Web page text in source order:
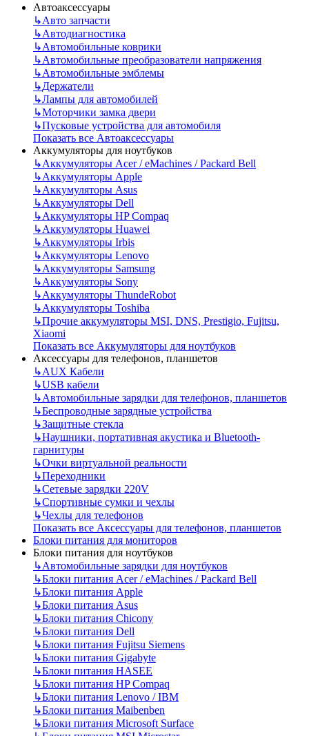
Автоаксессуары
↳Авто запчасти
↳Автодиагностика
↳Автомобильные коврики
↳Автомобильные преобразователи напряжения
↳Автомобильные эмблемы
↳Держатели
↳Лампы для автомобилей
↳Моторчики замка двери
↳Пусковые устройства для автомобиля
Показать все Автоаксессуары
Аккумуляторы для ноутбуков
↳Аккумуляторы Acer / eMachines / Packard Bell
↳Аккумуляторы Apple
↳Аккумуляторы Asus
↳Аккумуляторы Dell
↳Аккумуляторы HP Compaq
↳Аккумуляторы Huawei
↳Аккумуляторы Irbis
↳Аккумуляторы Lenovo
↳Аккумуляторы Samsung
↳Аккумуляторы Sony
↳Аккумуляторы ThundeRobot
↳Аккумуляторы Toshiba
↳Прочие аккумуляторы MSI, DNS, Prestigio, Fujitsu,
Xiaomi
Показать все Аккумуляторы для ноутбуков
Аксессуары для телефонов, планшетов
↳AUX Кабели
↳USB кабели
↳Автомобильные зарядки для телефонов, планшетов
↳Беспроводные зарядные устройства
↳Защитные стекла
↳Наушники, портативная акустика и Bluetooth-
гарнитуры
↳Очки виртуальной реальности
↳Переходники
↳Сетевые зарядки 220V
↳Спортивные сумки и чехлы
↳Чехлы для телефонов
Показать все Аксессуары для телефонов, планшетов
Блоки питания для мониторов
Блоки питания для ноутбуков
↳Автомобильные зарядки для ноутбуков
↳Блоки питания Acer / eMachines / Packard Bell
↳Блоки питания Apple
↳Блоки питания Asus
↳Блоки питания Chicony
↳Блоки питания Dell
↳Блоки питания Fujitsu Siemens
↳Блоки питания Gigabyte
↳Блоки питания HASEE
↳Блоки питания HP Compaq
↳Блоки питания Lenovo / IBM
↳Блоки питания Maibenben
↳Блоки питания Microsoft Surface